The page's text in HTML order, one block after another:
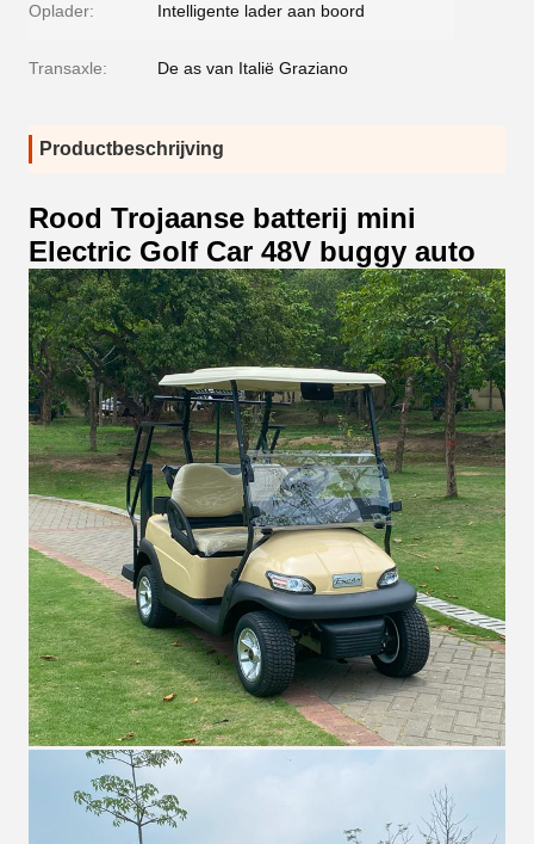
Oplader: Intelligente lader aan boord
Transaxle: De as van Italië Graziano
Productbeschrijving
Rood Trojaanse batterij mini
Electric Golf Car 48V buggy auto